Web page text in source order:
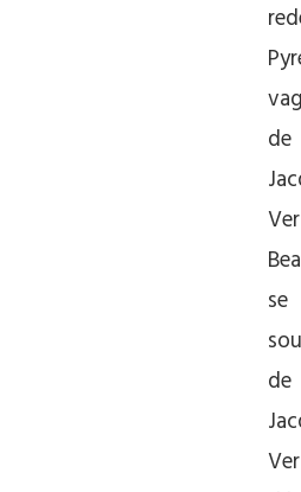
de
se
de